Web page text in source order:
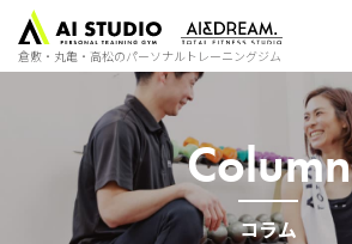
ッ
ペ
ー
ジ
倉敷・丸亀・高松のパーソナルトレーニングジム
Column
コラム